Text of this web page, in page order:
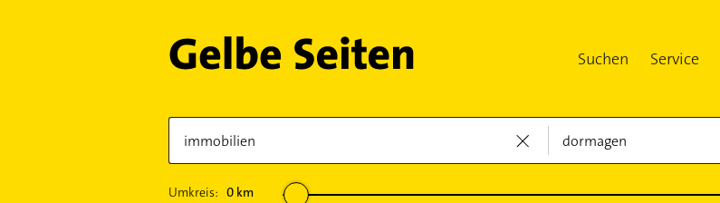
Suchen Service
Umkreis: 0km